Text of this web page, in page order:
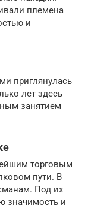
племена
и
приглянулась
лет здесь
занятием
торговым
пути. В
Под их
значимость и